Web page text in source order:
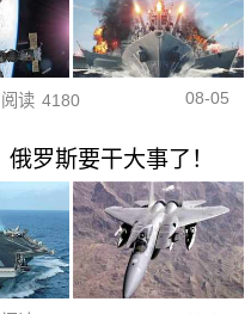
阅读 4180 08-05
罗斯要干大事了！